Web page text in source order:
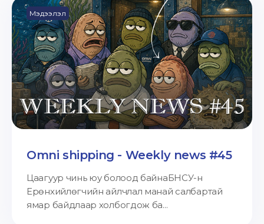
Мэдээлэл
Omni shipping - Weekly news #45
Цаагуур чинь юу болоод байнаБНСУ-н
Ерөнхийлөгчийн айлчлал манай салбартай
ямар байдлаар холбогдож ба...